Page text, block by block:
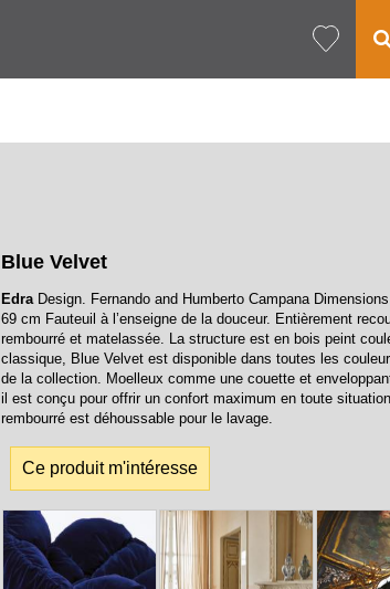
Blue Velvet
EdraDesign. Fernando and Humberto Campana
69 cm Fauteuil à l’enseigne de la douceur. Entièrement
rembourré et matelassée. La structure est en bois peint
classique, Blue Velvet est disponible dans toutes les
de la collection. Moelleux comme une couette et
il est conçu pour offrir un confort maximum en toute
rembourré est déhoussable pour le lavage.
Ce produit m'intéresse